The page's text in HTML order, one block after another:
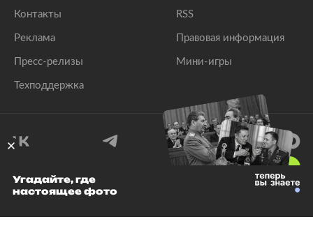
Контакты
Реклама
Пресс-релизы
Техподдержка
RSS
Правовая информация
Мини-игры
© 1999–2026 Все права защищены.
Угадайте, где
настоящее фото